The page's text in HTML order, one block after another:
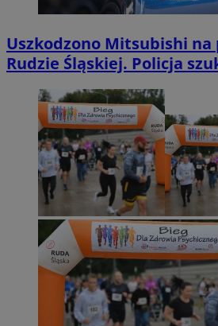
Uszkodzono Mitsubishi
Rudzie Śląskiej. Policja